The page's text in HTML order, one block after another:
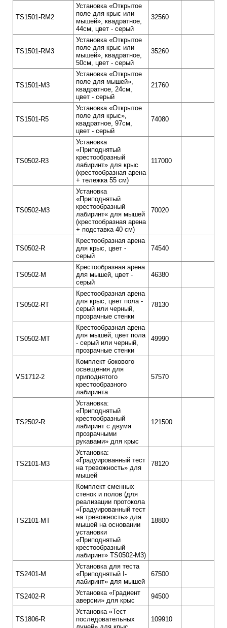
TS1501-RM2
Установка «Открытое
поле для крыс или
мышей», квадратное,
44см, цвет - серый
32560
TS1501-RM3
Установка «Открытое
поле для крыс или
мышей», квадратное,
50см, цвет - серый
35260
TS1501-M3
Установка «Открытое
поле для мышей»,
квадратное, 24см,
цвет - серый
21760
TS1501-R5
Установка «Открытое
поле для крыс»,
квадратное, 97см,
цвет - серый
74080
TS0502-R3
Установка
«Приподнятый
крестообразный
лабиринт» для крыс
(крестообразная арена
+ тележка 55 см)
117000
TS0502-M3
Установка
«Приподнятый
крестообразный
лабиринт« для мышей
(крестообразная арена
+ подставка 40 см)
70020
TS0502-R
Крестообразная арена
для крыс, цвет -
серый
74540
TS0502-M
Крестообразная арена
для мышей, цвет -
серый
46380
TS0502-RT
Крестообразная арена
для крыс, цвет пола -
серый или черный,
прозрачные стенки
78130
TS0502-MT
Крестообразная арена
для мышей, цвет пола
- серый или черный,
прозрачные стенки
49990
VS1712-2
Комплект бокового
освещения для
приподнятого
крестообразного
лабиринта
57570
TS2502-R
Установка:
«Приподнятый
крестообразный
лабиринт с двумя
прозрачными
рукавами» для крыс
121500
TS2101-M3
Установка:
«Градуированный тест
на тревожность» для
мышей
78120
TS2101-MT
Комплект сменных
стенок и полов (для
реализации протокола
«Градуированный тест
на тревожность» для
мышей на основании
установки
«Приподнятый
крестообразный
лабиринт» TS0502-M3)
18800
TS2401-M
Установка для теста
«Приподнятый I-
лабиринт» для мышей
67500
TS2402-R
Установка «Градиент
аверсии» для крыс
94500
TS1806-R
Установка «Тест
последовательных
109910